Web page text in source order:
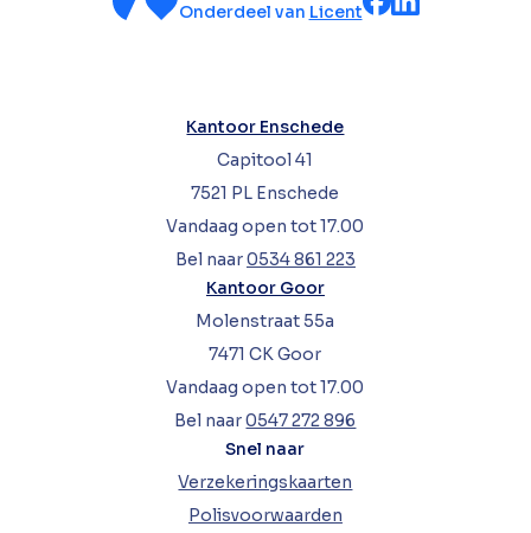
Onderdeel van Licent
Kantoor Enschede
Capitool 41
7521 PL Enschede
Vandaag open tot 17.00
Bel naar0534 861 223
Kantoor Goor
Molenstraat 55a
7471 CK Goor
Vandaag open tot 17.00
Bel naar0547 272 896
Snel naar
Verzekeringskaarten
Polisvoorwaarden